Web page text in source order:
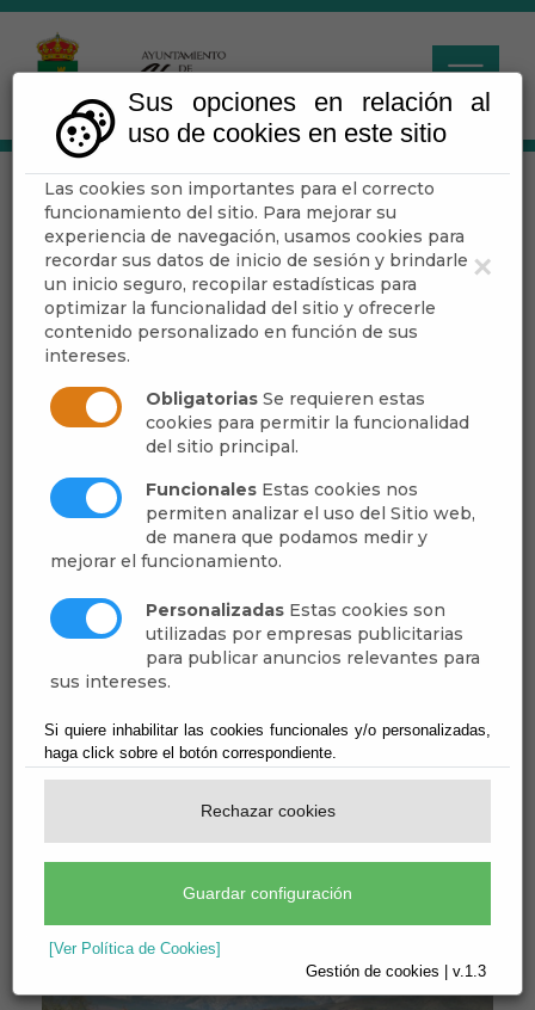
×
Sus opciones en relación al
uso de cookies en este sitio
Las cookies son importantes para el correcto
funcionamiento del sitio. Para mejorar su
experiencia de navegación, usamos cookies para
recordar sus datos de inicio de sesión y brindarle
un inicio seguro, recopilar estadísticas para
optimizar la funcionalidad del sitio y ofrecerle
contenido personalizado en función de sus
intereses.
Obligatorias Se requieren estas
cookies para permitir la funcionalidad
del sitio principal.
Funcionales Estas cookies nos
permiten analizar el uso del Sitio web,
de manera que podamos medir y
mejorar el funcionamiento.
Personalizadas Estas cookies son
utilizadas por empresas publicitarias
para publicar anuncios relevantes para
sus intereses.
Si quiere inhabilitar las cookies funcionales y/o personalizadas,
haga click sobre el botón correspondiente.
Rechazar cookies
Guardar configuración
[Ver Política de Cookies]
Gestión de cookies | v.1.3
ABRUCENA EN
FIESTAS.
Escuchar